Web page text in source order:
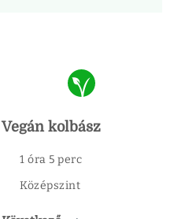
Vegán kolbász
1 óra 5 perc
Középszint